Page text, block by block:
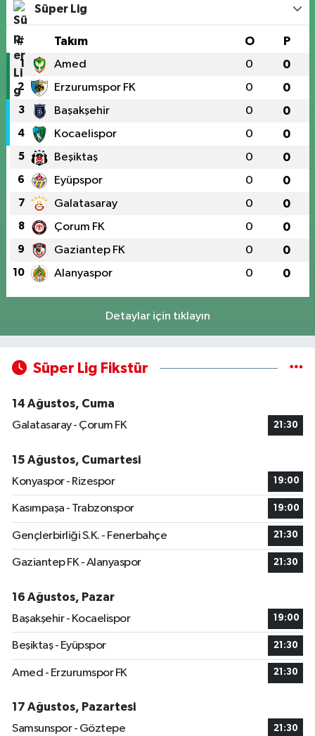
Süper Lig
# Takım O P
1 Amed 0 0
2 Erzurumspor FK 0 0
3 Başakşehir 0 0
4 Kocaelispor 0 0
5 Beşiktaş 0 0
6 Eyüpspor 0 0
7 Galatasaray 0 0
8 Çorum FK 0 0
9 Gaziantep FK 0 0
10 Alanyaspor 0 0
Detaylar için tıklayın
Süper Lig Fikstür
14 Ağustos, Cuma
Galatasaray - Çorum FK
21:30
15 Ağustos, Cumartesi
Konyaspor - Rizespor
19:00
Kasımpaşa - Trabzonspor 19:00
Gençlerbirliği S.K. - Fenerbahçe 21:30
Gaziantep FK - Alanyaspor 21:30
16 Ağustos, Pazar
Başakşehir - Kocaelispor
19:00
Beşiktaş - Eyüpspor 21:30
Amed - Erzurumspor FK 21:30
17 Ağustos, Pazartesi
Samsunspor - Göztepe
21:30